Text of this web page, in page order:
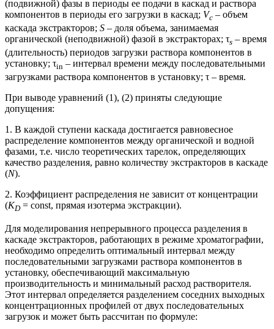
(подвижной) фазы в периоды ее подачи в каскад и раствора
компонентов в периоды его загрузки в каскад; Vc – объем
каскада экстракторов; S – доля объема, занимаемая
органической (неподвижной) фазой в экстракторах; τs – время
(длительность) периодов загрузки раствора компонентов в
установку; τin – интервал времени между последовательными
загрузками раствора компонентов в установку; τ – время.
При выводе уравнений (1), (2) приняты следующие
допущения:
1. В каждой ступени каскада достигается равновесное
распределение компонентов между органической и водной
фазами, т.е. число теоретических тарелок, определяющих
качество разделения, равно количеству экстракторов в каскаде
(N).
2. Коэффициент распределения не зависит от концентрации
(KD= const, прямая изотерма экстракции).
Для моделирования непрерывного процесса разделения в
каскаде экстракторов, работающих в режиме хроматографии,
необходимо определить оптимальный интервал между
последовательными загрузками раствора компонентов в
установку, обеспечивающий максимальную
производительность и минимальный расход растворителя.
Этот интервал определяется разделением соседних выходных
концентрационных профилей от двух последовательных
загрузок и может быть рассчитан по формуле: